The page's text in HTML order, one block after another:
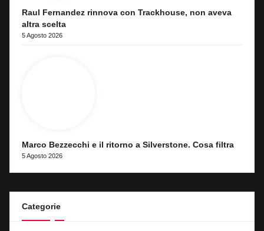
Raul Fernandez rinnova con Trackhouse, non aveva
altra scelta
5 Agosto 2026
Marco Bezzecchi e il ritorno a Silverstone. Cosa filtra
5 Agosto 2026
Categorie